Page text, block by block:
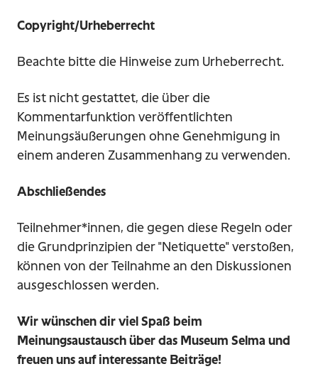
Copyright/Urheberrecht
Beachte bitte die Hinweise zum Urheberrecht.
Es ist nicht gestattet, die über die
Kommentarfunktion veröffentlichten
Meinungsäußerungen ohne Genehmigung in
einem anderen Zusammenhang zu verwenden.
Abschließendes
Teilnehmer*innen, die gegen diese Regeln oder
die Grundprinzipien der "Netiquette" verstoßen,
können von der Teilnahme an den Diskussionen
ausgeschlossen werden.
Wir wünschen dir viel Spaß beim
Meinungsaustausch über das Museum Selma und
freuen uns auf interessante Beiträge!